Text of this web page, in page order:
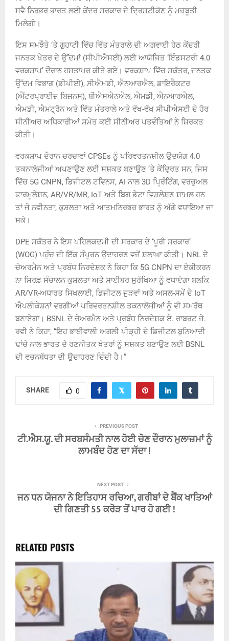
ਸਵੈ-ਨਿਰਭਰ ਭਾਰਤ ਲਈ ਕੇਂਦਰ ਸਰਕਾਰ ਦੇ ਦ੍ਰਿਸ਼ਟੀਕੋਣ ਨੂੰ ਮਜ਼ਬੂਤੀ
ਮਿਲੇਗੀ।
ਇਸ ਸਮਝੌਤੇ ‘ਤੇ ਗੁਹਾਟੀ ਵਿੱਚ ਵਿੱਤ ਮੰਤਰਾਲੇ ਦੀ ਅਗਵਾਈ ਹੇਠ ਕੇਂਦਰੀ
ਜਨਤਕ ਖੇਤਰ ਦੇ ਉੱਦਮਾਂ (ਸੀਪੀਐਸਈ) ਲਈ ਆਯੋਜਿਤ ‘ਇੰਡਸਟਰੀ 4.0
ਵਰਕਸ਼ਾਪ’ ਦੌਰਾਨ ਹਸਤਾਖਰ ਕੀਤੇ ਗਏ। ਵਰਕਸ਼ਾਪ ਵਿੱਚ ਸਕੱਤਰ, ਜਨਤਕ
ਉੱਦਮ ਵਿਭਾਗ (ਡੀਪੀਈ), ਸੀਐਮਡੀ, ਐਨਆਰਐਲ, ਡਾਇਰੈਕਟਰ
(ਐਂਟਰਪ੍ਰਾਈਜ਼ ਬਿਜ਼ਨਸ), ਬੀਐਸਐਨਐਲ, ਐਮਡੀ, ਐਨਆਰਐਲ,
ਐਮਡੀ, ਐਮਟ੍ਰੋਨ ਅਤੇ ਵਿੱਤ ਮੰਤਰਾਲੇ ਅਤੇ ਵੱਖ-ਵੱਖ ਸੀਪੀਐਸਈ ਦੇ ਹੋਰ
ਸੀਨੀਅਰ ਅਧਿਕਾਰੀਆਂ ਸਮੇਤ ਕਈ ਸੀਨੀਅਰ ਪਤਵੰਤਿਆਂ ਨੇ ਸ਼ਿਰਕਤ
ਕੀਤੀ।
ਵਰਕਸ਼ਾਪ ਦੌਰਾਨ ਚਰਚਾਵਾਂ CPSEs ਨੂੰ ਪਰਿਵਰਤਨਸ਼ੀਲ ਉਦਯੋਗ 4.0
ਤਕਨਾਲੋਜੀਆਂ ਅਪਣਾਉਣ ਲਈ ਸਸ਼ਕਤ ਬਣਾਉਣ ‘ਤੇ ਕੇਂਦ੍ਰਿਤ ਸਨ, ਜਿਸ
ਵਿੱਚ 5G CNPN, ਡਿਜੀਟਲ ਟਵਿਨਸ, AI ਨਾਲ 3D ਪ੍ਰਿੰਟਿੰਗ, ਵਰਚੁਅਲ
ਫਾਰਮੂਲੇਸ਼ਨ, AR/VR/MR, IoT ਅਤੇ ਬਿਗ ਡੇਟਾ ਵਿਸ਼ਲੇਸ਼ਣ ਸ਼ਾਮਲ ਹਨ
ਤਾਂ ਜੋ ਨਵੀਨਤਾ, ਕੁਸ਼ਲਤਾ ਅਤੇ ਆਤਮਨਿਰਭਰ ਭਾਰਤ ਨੂੰ ਅੱਗੇ ਵਧਾਇਆ ਜਾ
ਸਕੇ।
DPE ਸਕੱਤਰ ਨੇ ਇਸ ਪਹਿਲਕਦਮੀ ਦੀ ਸਰਕਾਰ ਦੇ ‘ਪੂਰੀ ਸਰਕਾਰ’
(WOG) ਪਹੁੰਚ ਦੀ ਇੱਕ ਸੰਪੂਰਨ ਉਦਾਹਰਣ ਵਜੋਂ ਸ਼ਲਾਘਾ ਕੀਤੀ। NRL ਦੇ
ਚੇਅਰਮੈਨ ਅਤੇ ਪ੍ਰਬੰਧ ਨਿਰਦੇਸ਼ਕ ਨੇ ਕਿਹਾ ਕਿ 5G CNPN ਦਾ ਏਕੀਕਰਨ
ਨਾ ਸਿਰਫ਼ ਸੰਚਾਲਨ ਕੁਸ਼ਲਤਾ ਅਤੇ ਸਾਈਬਰ ਸੁਰੱਖਿਆ ਨੂੰ ਵਧਾਏਗਾ ਬਲਕਿ
AR/VR-ਅਧਾਰਤ ਸਿਖਲਾਈ, ਡਿਜੀਟਲ ਜੁੜਵਾਂ ਅਤੇ ਅਸਲ-ਸਮੇਂ ਦੇ IoT
ਐਪਲੀਕੇਸ਼ਨਾਂ ਵਰਗੀਆਂ ਪਰਿਵਰਤਨਸ਼ੀਲ ਤਕਨਾਲੋਜੀਆਂ ਨੂੰ ਵੀ ਸਮਰੱਥ
ਬਣਾਏਗਾ। BSNL ਦੇ ਚੇਅਰਮੈਨ ਅਤੇ ਪ੍ਰਬੰਧ ਨਿਰਦੇਸ਼ਕ ਏ. ਰਾਬਰਟ ਜੇ.
ਰਵੀ ਨੇ ਕਿਹਾ, “ਇਹ ਭਾਈਵਾਲੀ ਅਗਲੀ ਪੀੜ੍ਹੀ ਦੇ ਡਿਜੀਟਲ ਬੁਨਿਆਦੀ
ਢਾਂਚੇ ਨਾਲ ਭਾਰਤ ਦੇ ਰਣਨੀਤਕ ਖੇਤਰਾਂ ਨੂੰ ਸਸ਼ਕਤ ਬਣਾਉਣ ਲਈ BSNL
ਦੀ ਵਚਨਬੱਧਤਾ ਦੀ ਉਦਾਹਰਣ ਦਿੰਦੀ ਹੈ।”
SHARE 0
PREVIOUS POST
ਟੀ.ਐਸ.ਯੂ. ਦੀ ਸਰਬਸੰਮਤੀ ਨਾਲ ਹੋਈ ਚੋਣ ਦੌਰਾਨ ਮੁਲਾਜ਼ਮਾਂ ਨੂੰ
ਲਾਮਬੰਦ ਹੋਣ ਦਾ ਸੱਦਾ !
NEXT POST
ਜਨ ਧਨ ਯੋਜਨਾ ਨੇ ਇਤਿਹਾਸ ਰਚਿਆ, ਗਰੀਬਾਂ ਦੇ ਬੈਂਕ ਖਾਤਿਆਂ
ਦੀ ਗਿਣਤੀ 55 ਕਰੋੜ ਤੋਂ ਪਾਰ ਹੋ ਗਈ !
RELATED POSTS